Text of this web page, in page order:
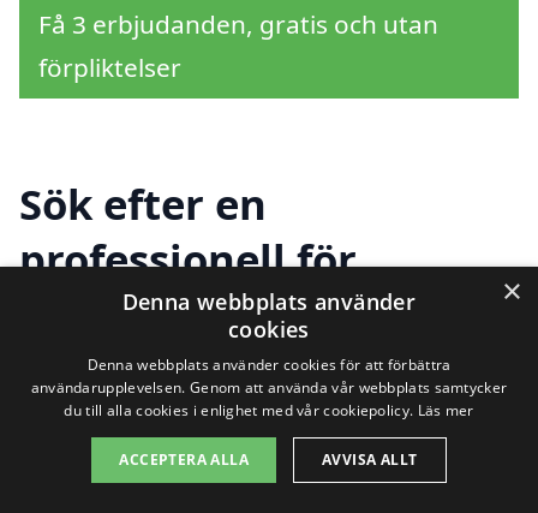
Få 3 erbjudanden, gratis och utan
förpliktelser
Sök efter en
professionell för
trädbeskärning i andra
städer nära Törestorp
Att hitta hjälp för trädbeskärning i
×
Denna webbplats använder
cookies
Denna webbplats använder cookies för att förbättra
användarupplevelsen. Genom att använda vår webbplats samtycker
du till alla cookies i enlighet med vår cookiepolicy. Läs mer
ACCEPTERA ALLA AVVISA ALLT